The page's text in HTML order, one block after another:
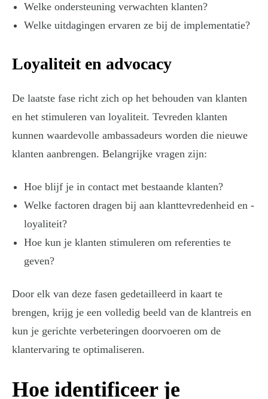
Welke ondersteuning verwachten klanten?
Welke uitdagingen ervaren ze bij de implementatie?
Loyaliteit en advocacy
De laatste fase richt zich op het behouden van klanten
en het stimuleren van loyaliteit. Tevreden klanten
kunnen waardevolle ambassadeurs worden die nieuwe
klanten aanbrengen. Belangrijke vragen zijn:
Hoe blijf je in contact met bestaande klanten?
Welke factoren dragen bij aan klanttevredenheid en -
loyaliteit?
Hoe kun je klanten stimuleren om referenties te
geven?
Door elk van deze fasen gedetailleerd in kaart te
brengen, krijg je een volledig beeld van de klantreis en
kun je gerichte verbeteringen doorvoeren om de
klantervaring te optimaliseren.
Hoe identificeer je